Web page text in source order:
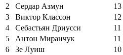
2
Сердар Азмун
13
3
Виктор Классон
12
4
Себастьян Дриусси
11
5
Антон Миранчук
11
6
Зе Луиш
10